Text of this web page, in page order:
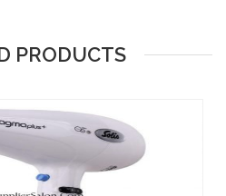
PRODUCTS